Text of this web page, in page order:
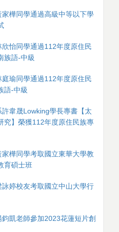
樺同學通過高級中等以下學
怡同學通過112年度原住民
族語-中級
瑜同學通過112年度原住民
語-中級
韋晟Lowking學長專書【太
究】榮獲112年度原住民族專
樺同學考取國立東華大學教
育碩士班
婷校友考取國立中山大學行
凱老師參加2023花蓮短片創